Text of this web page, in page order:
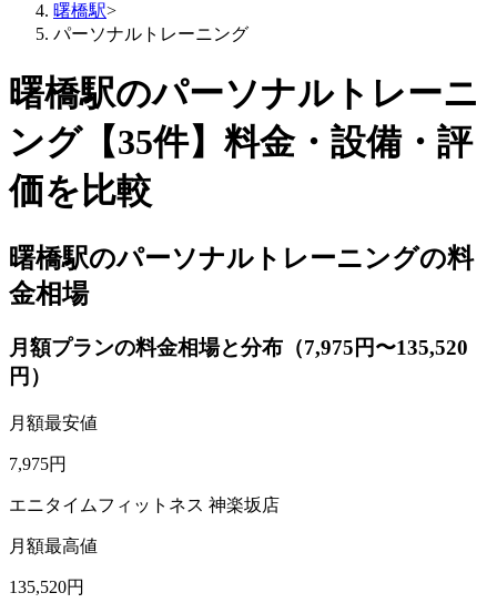
曙橋駅>
パーソナルトレーニング
曙橋駅のパーソナルトレーニ
ング【35件】料金・設備・評
価を比較
曙橋駅のパーソナルトレーニングの料
金相場
月額プランの料金相場と分布（7,975円〜135,520
円）
月額最安値
7,975円
エニタイムフィットネス 神楽坂店
月額最高値
135,520円